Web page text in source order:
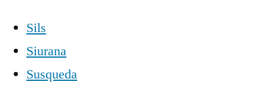
Sils
Siurana
Susqueda